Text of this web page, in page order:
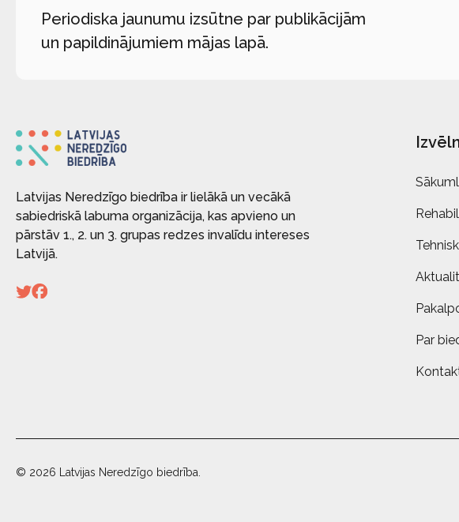
Periodiska jaunumu izsūtne par publikācijām
un papildinājumiem mājas lapā.
Latvijas Neredzīgo biedrība ir lielākā un vecākā
sabiedriskā labuma organizācija, kas apvieno un
pārstāv 1., 2. un 3. grupas redzes invalīdu intereses
Latvijā.
Par
© 2026 Latvijas Neredzīgo biedrība.